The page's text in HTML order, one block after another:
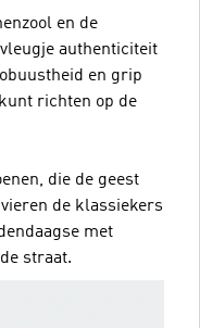
en de
authenticiteit
en grip
richten op de
die de geest
de klassiekers
met
straat.